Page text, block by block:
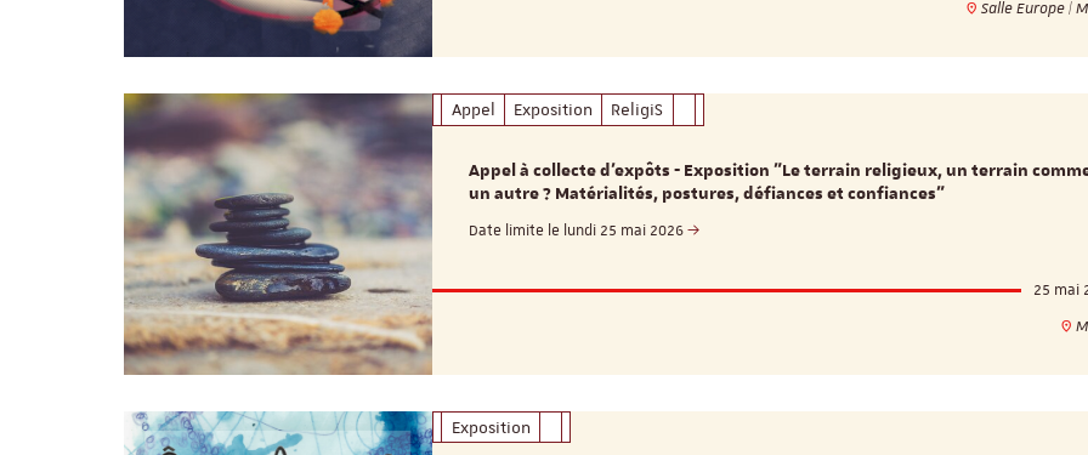
Salle Europe |
Appel Exposition ReligiS
Appel à collecte d'expôts - Exposition "Le terrain religieux, un terrain
un autre ? Matérialités, postures, défiances et confiances"
Date limite le lundi 25 mai 2026
25 mai
Exposition